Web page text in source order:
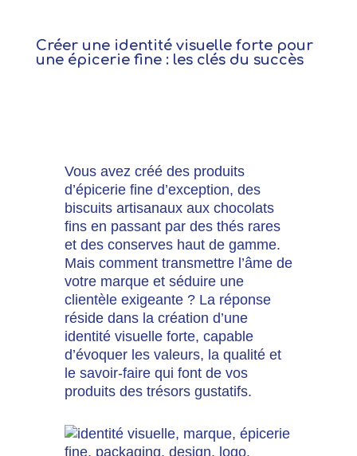
Créer une identité visuelle forte pour
une épicerie fine : les clés du succès
Vous avez créé des produits
d’épicerie fine d’exception, des
biscuits artisanaux aux chocolats
fins en passant par des thés rares
et des conserves haut de gamme.
Mais comment transmettre l’âme de
votre marque et séduire une
clientèle exigeante ?La réponse
réside dans la création d’une
identité visuelle forte, capable
d’évoquer les valeurs, la qualité et
le savoir-faire qui font de vos
produits des trésors gustatifs.